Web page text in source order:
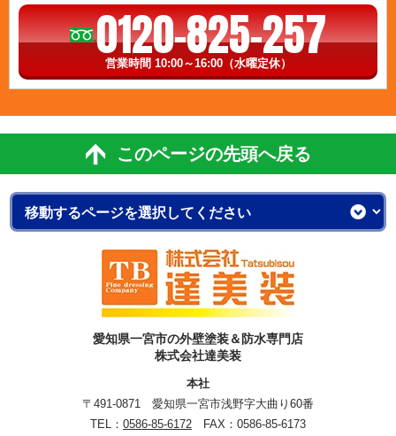
0120-825-257
営業時間 10:00～16:00（水曜定休）
このページの先頭へ戻る
愛知県一宮市の外壁塗装＆防水専門店
株式会社達美装
本社
〒491-0871 愛知県一宮市浅野字大曲り60番
TEL： 0586-85-6172 FAX：0586-85-6173